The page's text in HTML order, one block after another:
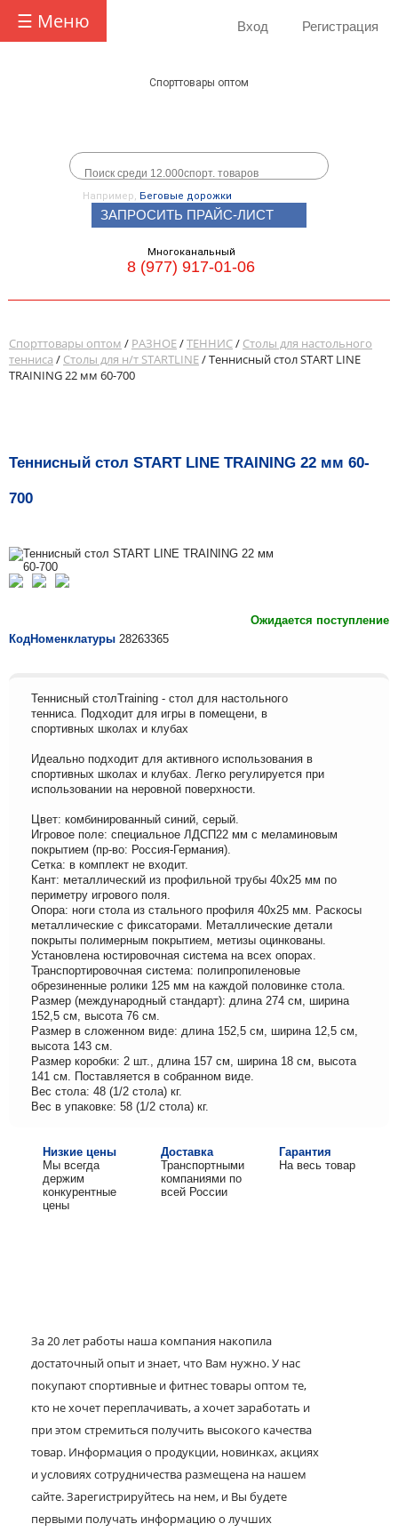
☰ Меню Вход Регистрация
Спорттовары оптом
Например, Беговые дорожки
ЗАПРОСИТЬ ПРАЙС-ЛИСТ
Многоканальный
8 (977) 917-01-06
Спорттовары оптом / РАЗНОЕ/ТЕННИС/ Столы для настольного
тенниса / Столы для н/т STARTLINE/ Теннисный стол START LINE
TRAINING 22 мм 60-700
Теннисный стол START LINE TRAINING 22 мм 60-
700
Ожидается поступление
КодНоменклатуры 28263365
Теннисный столTraining - стол для настольного
тенниса. Подходит для игры в помещени, в
спортивных школах и клубах
Идеально подходит для активного использования в
спортивных школах и клубах. Легко регулируется при
использовании на неровной поверхности.
Цвет: комбинированный синий, серый.
Игровое поле: специальное ЛДСП22 мм с меламиновым
покрытием (пр-во: Россия-Германия).
Сетка: в комплект не входит.
Кант: металлический из профильной трубы 40х25 мм по
периметру игрового поля.
Опора: ноги стола из стального профиля 40х25 мм. Раскосы
металлические с фиксаторами. Металлические детали
покрыты полимерным покрытием, метизы оцинкованы.
Установлена юстировочная система на всех опорах.
Транспортировочная система: полипропиленовые
обрезиненные ролики 125 мм на каждой половинке стола.
Размер (международный стандарт): длина 274 см, ширина
152,5 см, высота 76 см.
Размер в сложенном виде: длина 152,5 см, ширина 12,5 см,
высота 143 см.
Размер коробки: 2 шт., длина 157 см, ширина 18 см, высота
141 см. Поставляется в собранном виде.
Вес стола: 48 (1/2 стола) кг.
Вес в упаковке: 58 (1/2 стола) кг.
Низкие цены
Мы всегда
держим
конкурентные
цены
Доставка
Транспортными
компаниями по
всей России
Гарантия
На весь товар
За 20 лет работы наша компания накопила
достаточный опыт и знает, что Вам нужно. У нас
покупают спортивные и фитнес товары оптом те,
кто не хочет переплачивать, а хочет заработать и
при этом стремиться получить высокого качества
товар. Информация о продукции, новинках, акциях
и условиях сотрудничества размещена на нашем
сайте. Зарегистрируйтесь на нем, и Вы будете
первыми получать информацию о лучших